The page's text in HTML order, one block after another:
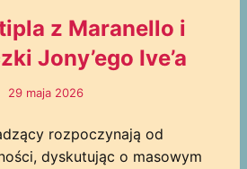
z Maranello i
Jony’ego Ive’a
29 maja 2026
rozpoczynają od
dyskutując o masowym